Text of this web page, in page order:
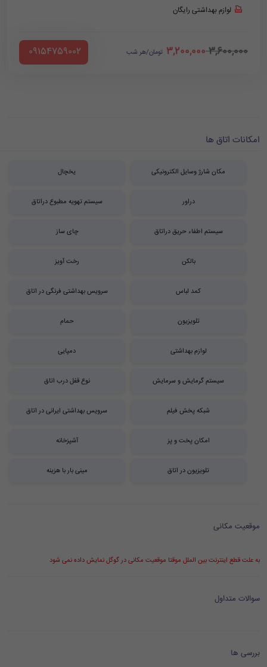
لوازم بهداشتی رایگان
3,600,000
3,200,000 تومان/هر شب ‪ 09154759002
امکانات اتاق ها
مکان شارژ وسایل الکترونیکی یخچال
دراور سیستم تهویه مطبوع دراتاق
سیستم اطفاء حریق دراتاق چای ساز
بالکن رخت آویز
کمد لباس سرویس بهداشتی فرنگی در اتاق
تلویزیون حمام
لوازم بهداشتی دمپایی
سیستم گرمایش و سرمایش نوع قفل درب اتاق
شبکه پخش فیلم سرویس بهداشتی ایرانی در اتاق
امکان پخت و پز آشپزخانه
تلویزیون در اتاق مینی بار با هزینه
موقعیت مکانی
به علت قطع اینترنت بین الملل موقتا موقعیت مکانی در گوگل نمایش داده نمی شود
سوالات متداول
بررسی ها